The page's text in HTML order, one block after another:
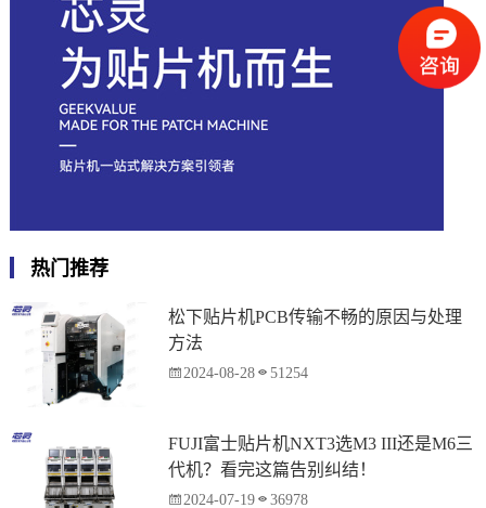
热门推荐
松下贴片机PCB传输不畅的原因与处理
方法
2024-08-28 51254
FUJI富士贴片机NXT3选M3 III还是M6三
代机？看完这篇告别纠结！
2024-07-19 36978